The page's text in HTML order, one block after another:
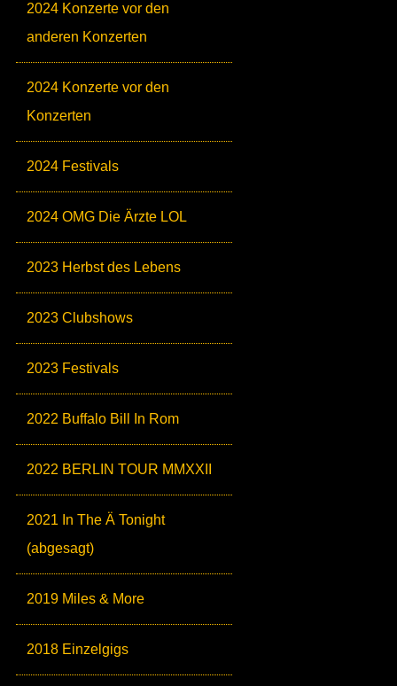
2024 Konzerte vor den
anderen Konzerten
2024 Konzerte vor den
Konzerten
2024 Festivals
2024 OMG Die Ärzte LOL
2023 Herbst des Lebens
2023 Clubshows
2023 Festivals
2022 Buffalo Bill In Rom
2022 BERLIN TOUR MMXXII
2021 In The Ä Tonight
(abgesagt)
2019 Miles & More
2018 Einzelgigs